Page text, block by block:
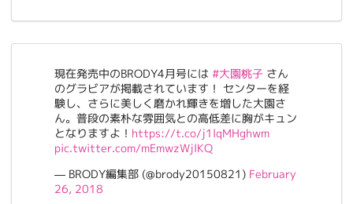
現在発売中のBRODY4月号には #大園桃子 さん
のグラビアが掲載されています！ センターを経
験し、さらに美しく磨かれ輝きを増した大園さ
ん。普段の素朴な雰囲気との高低差に胸がキュン
となりますよ！ https://t.co/j1lqMHghwm
pic.twitter.com/mEmwzWjlKQ
— BRODY編集部 (@brody20150821) February
26, 2018